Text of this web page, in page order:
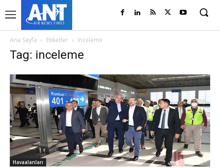
Ana Sayfa Etiketler Inceleme
Tag: inceleme
Havaalanları